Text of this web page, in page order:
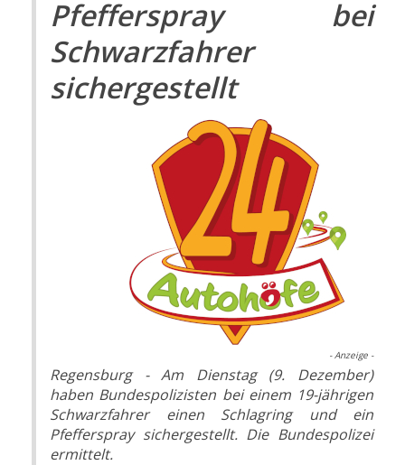
Pfefferspray bei
Schwarzfahrer
sichergestellt
- Anzeige -
Regensburg - Am Dienstag (9. Dezember)
haben Bundespolizisten bei einem 19-jährigen
Schwarzfahrer einen Schlagring und ein
Pfefferspray sichergestellt. Die Bundespolizei
ermittelt.